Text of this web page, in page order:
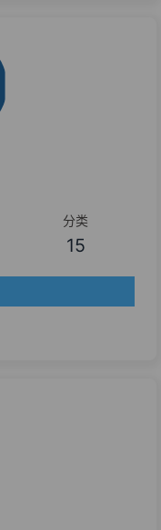
分类
15